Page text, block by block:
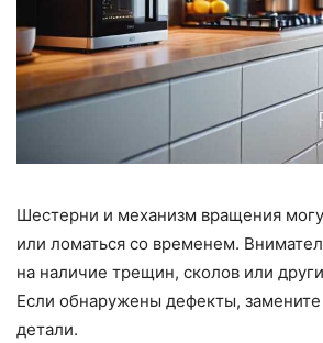
Шестерни и механизм вращения
или ломаться со временем.
на наличие трещин, сколов или
Если обнаружены дефекты,
детали.